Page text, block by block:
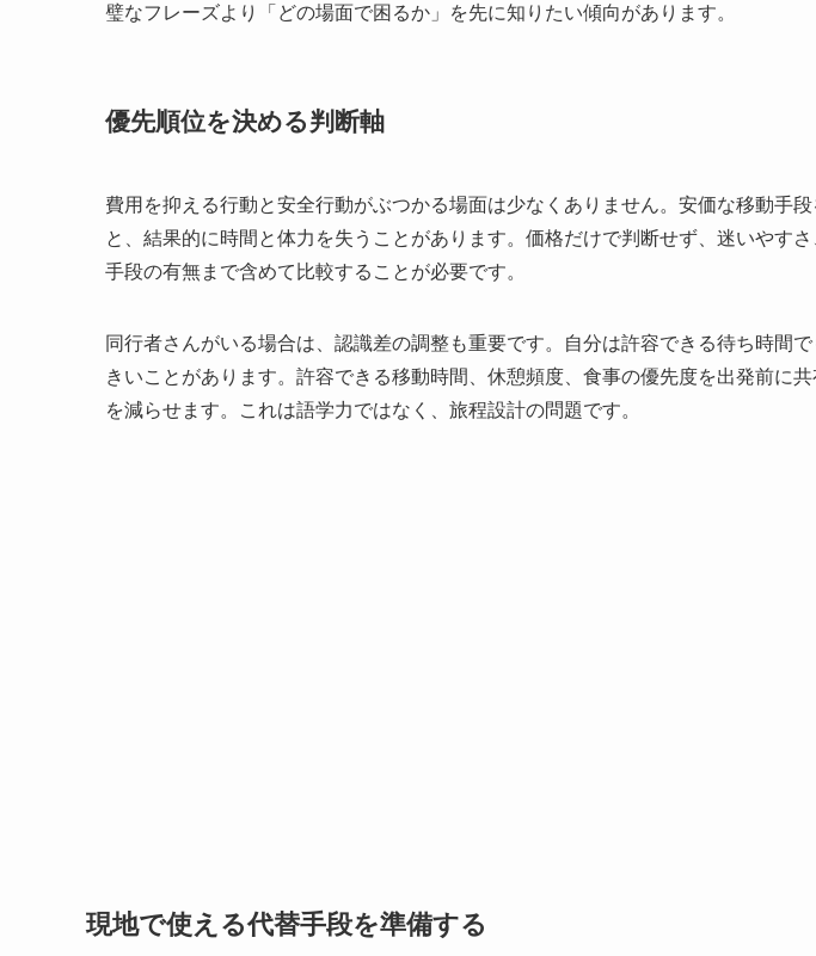
璧なフレーズより「どの場面で困るか」を先に知りたい傾向があります。
優先順位を決める判断軸
費用を抑える行動と安全行動がぶつかる場面は少なくありません。安価な移動手
と、結果的に時間と体力を失うことがあります。価格だけで判断せず、迷いやす
手段の有無まで含めて比較することが必要です。
同行者さんがいる場合は、認識差の調整も重要です。自分は許容できる待ち時間
きいことがあります。許容できる移動時間、休憩頻度、食事の優先度を出発前に
を減らせます。これは語学力ではなく、旅程設計の問題です。
現地で使える代替手段を準備する